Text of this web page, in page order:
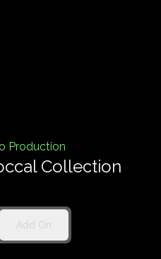
Production
Collection
Add On